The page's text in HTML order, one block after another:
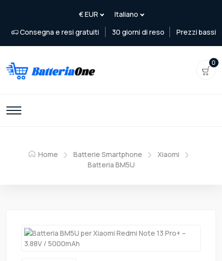
Consegna e resi gratuiti 30 giorni di reso Prezzi bassi
0
Home Batterie Smartphone
Xiaomi
Batteria BM5U